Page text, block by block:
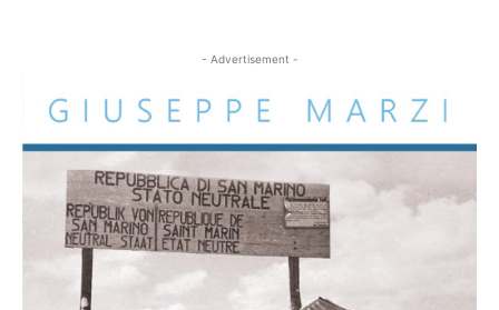
- Advertisement -